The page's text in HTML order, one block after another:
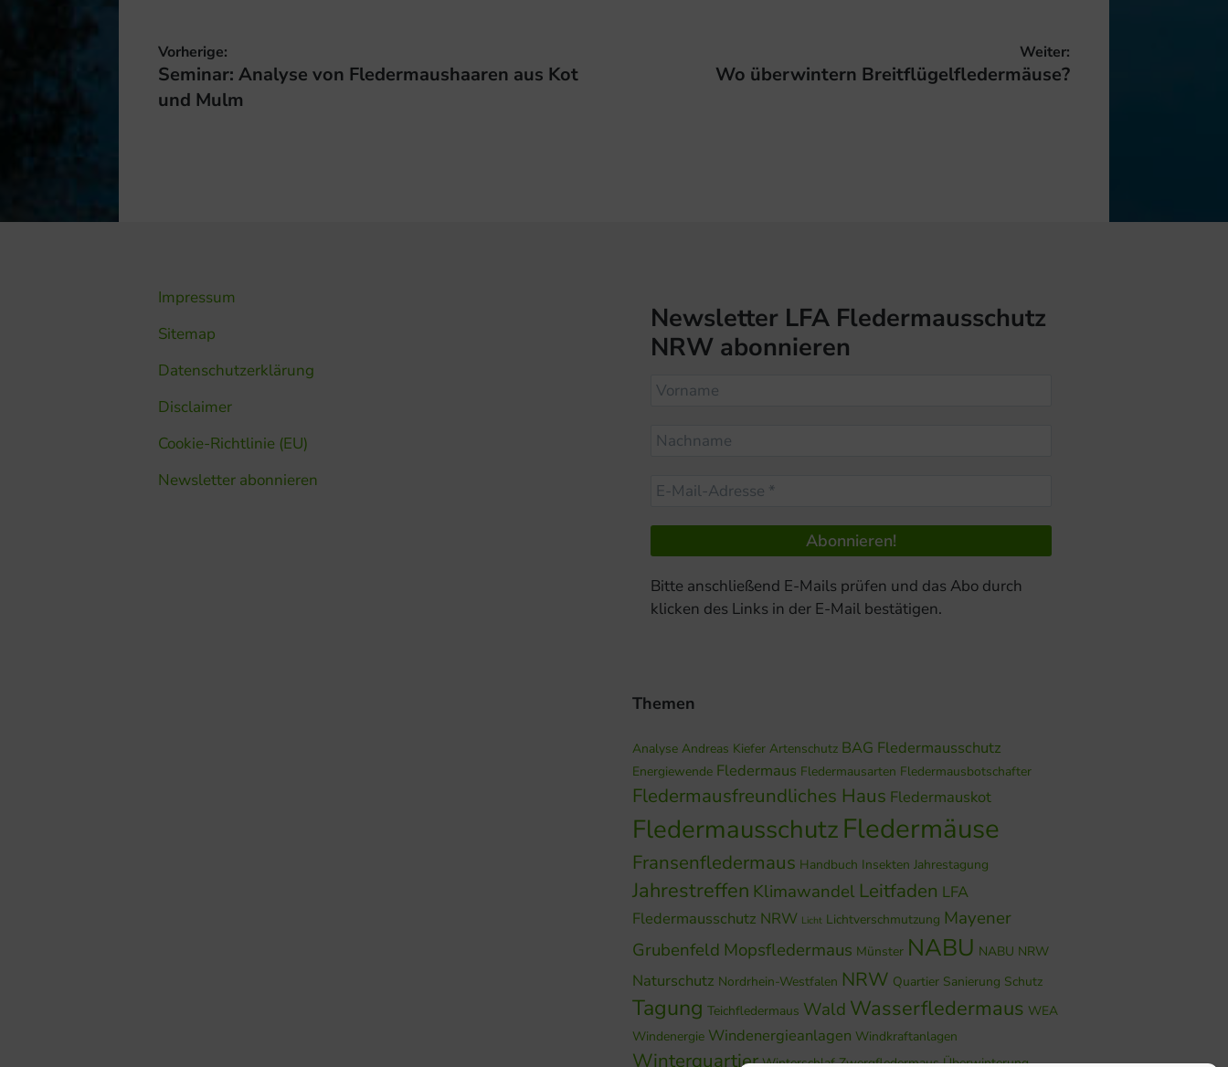
Beitragsnavigation
Vorherige:
Vorheriger
Beitrag:
Seminar: Analyse von Fledermaushaaren aus Kot
und Mulm
Weiter:
Nächster
Wo überwintern Breitflügelfledermäuse?
Impressum
Sitemap
Datenschutzerklärung
Disclaimer
Cookie-Richtlinie (EU)
Newsletter abonnieren
Newsletter LFA Fledermausschutz
NRW abonnieren
Bitte anschließend E-Mails prüfen und das Abo durch
klicken des Links in der E-Mail bestätigen.
Themen
Analyse Andreas Kiefer Artenschutz BAG Fledermausschutz
Energiewende Fledermaus Fledermausarten Fledermausbotschafter
Fledermausfreundliches Haus Fledermauskot
FledermausschutzFledermäuse
Fransenfledermaus Handbuch Insekten Jahrestagung
Jahrestreffen Klimawandel Leitfaden LFA
Fledermausschutz NRW Licht Lichtverschmutzung Mayener
Grubenfeld Mopsfledermaus Münster NABU NABU NRW
Naturschutz Nordrhein-Westfalen NRW Quartier Sanierung Schutz
Tagung Teichfledermaus Wald Wasserfledermaus WEA
Windenergie Windenergieanlagen Windkraftanlagen
Winterquartier Winterschlaf Zwergfledermaus Überwinterung